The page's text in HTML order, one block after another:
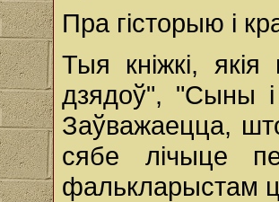
Пра гісторыю і
Тыя кніжкі,
дзядоў", "Сыны
Заўважаецца,
сябе лічыце
фалькларыстам